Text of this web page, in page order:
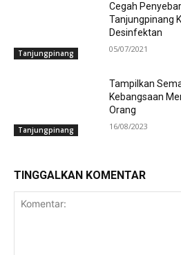
Tanjungpinang
Cegah
Tanjungpinang
Desinfektan
05/07/2021
Tanjungpinang
Tampilkan
Kebangsaan
Orang
16/08/2023
TINGGALKAN KOMENTAR